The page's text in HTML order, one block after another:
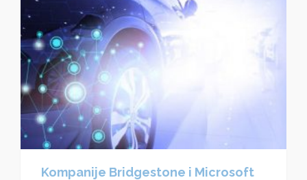
Kompanije Bridgestone i Microsoft